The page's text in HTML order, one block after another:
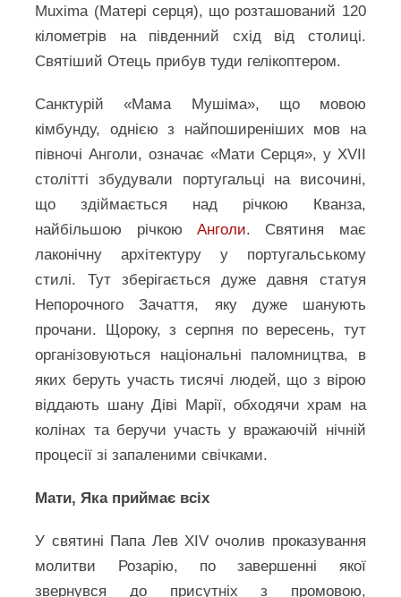
Muxima (Матері серця), що розташований 120
кілометрів на південний схід від столиці.
Святіший Отець прибув туди гелікоптером.
Санктурій «Мама Мушіма», що мовою
кімбунду, однією з найпоширеніших мов на
півночі Анголи, означає «Мати Серця», у XVII
столітті збудували португальці на височині,
що здіймається над річкою Кванза,
найбільшою річкою Анголи. Святиня має
лаконічну архітектуру у португальському
стилі. Тут зберігається дуже давня статуя
Непорочного Зачаття, яку дуже шанують
прочани. Щороку, з серпня по вересень, тут
організовуються національні паломництва, в
яких беруть участь тисячі людей, що з вірою
віддають шану Діві Марії, обходячи храм на
колінах та беручи участь у вражаючій нічній
процесії зі запаленими свічками.
Мати, Яка приймає всіх
У святині Папа Лев XIV очолив проказування
молитви Розарію, по завершенні якої
звернувся до присутніх з промовою,